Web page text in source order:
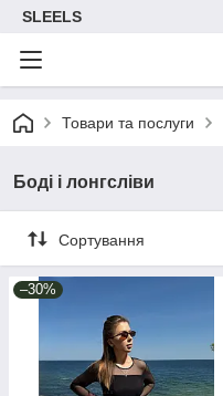
SLEELS
Товари та послуги
Боді і лонгсліви
Сортування
–30%